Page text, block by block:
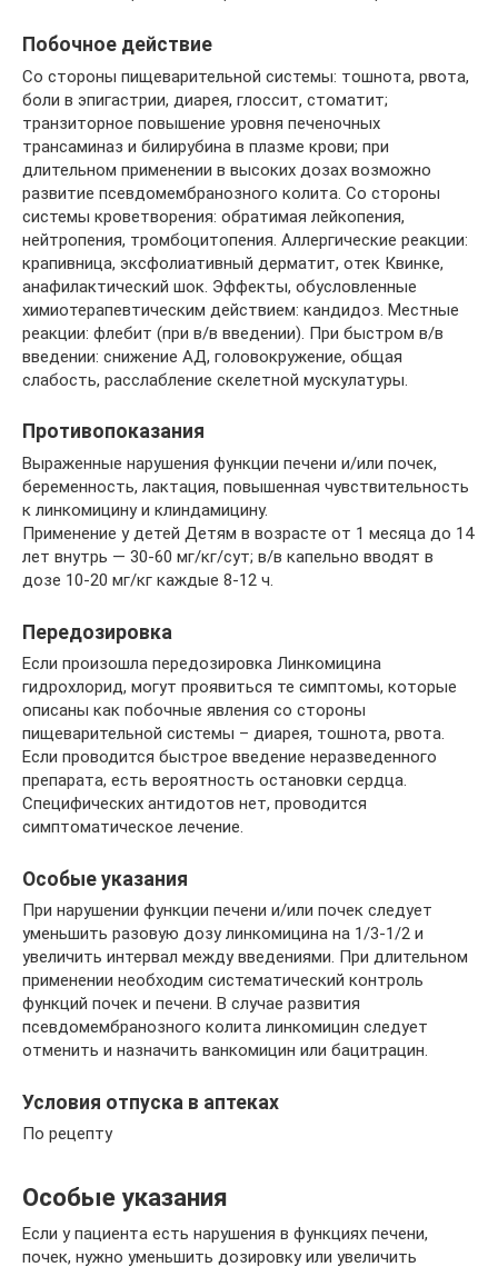
Побочное действие
Со стороны пищеварительной системы: тошнота, рвота,
боли в эпигастрии, диарея, глоссит, стоматит;
транзиторное повышение уровня печеночных
трансаминаз и билирубина в плазме крови; при
длительном применении в высоких дозах возможно
развитие псевдомембранозного колита. Со стороны
системы кроветворения: обратимая лейкопения,
нейтропения, тромбоцитопения. Аллергические реакции:
крапивница, эксфолиативный дерматит, отек Квинке,
анафилактический шок. Эффекты, обусловленные
химиотерапевтическим действием: кандидоз. Местные
реакции: флебит (при в/в введении). При быстром в/в
введении: снижение АД, головокружение, общая
слабость, расслабление скелетной мускулатуры.
Противопоказания
Выраженные нарушения функции печени и/или почек,
беременность, лактация, повышенная чувствительность
к линкомицину и клиндамицину.
Применение у детей Детям в возрасте от 1 месяца до 14
лет внутрь — 30-60 мг/кг/сут; в/в капельно вводят в
дозе 10-20 мг/кг каждые 8-12 ч.
Передозировка
Если произошла передозировка Линкомицина
гидрохлорид, могут проявиться те симптомы, которые
описаны как побочные явления со стороны
пищеварительной системы – диарея, тошнота, рвота.
Если проводится быстрое введение неразведенного
препарата, есть вероятность остановки сердца.
Специфических антидотов нет, проводится
симптоматическое лечение.
Особые указания
При нарушении функции печени и/или почек следует
уменьшить разовую дозу линкомицина на 1/3-1/2 и
увеличить интервал между введениями. При длительном
применении необходим систематический контроль
функций почек и печени. В случае развития
псевдомембранозного колита линкомицин следует
отменить и назначить ванкомицин или бацитрацин.
Условия отпуска в аптеках
По рецепту
Особые указания
Если у пациента есть нарушения в функциях печени,
почек, нужно уменьшить дозировку или увеличить